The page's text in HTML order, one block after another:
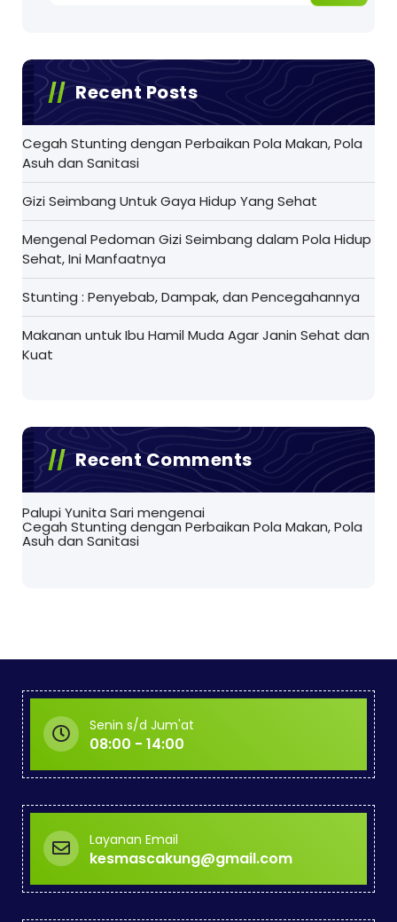
Recent Posts
Cegah Stunting dengan Perbaikan Pola Makan, Pola
Asuh dan Sanitasi
Gizi Seimbang Untuk Gaya Hidup Yang Sehat
Mengenal Pedoman Gizi Seimbang dalam Pola Hidup
Sehat, Ini Manfaatnya
Stunting : Penyebab, Dampak, dan Pencegahannya
Makanan untuk Ibu Hamil Muda Agar Janin Sehat dan
Kuat
Recent Comments
Palupi Yunita Sarimengenai
Cegah Stunting dengan Perbaikan Pola Makan, Pola
Asuh dan Sanitasi
Senin s/d Jum'at
08:00 - 14:00
Layanan Email
kesmascakung@gmail.com